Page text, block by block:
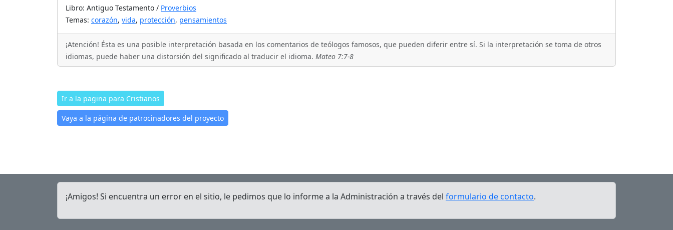
Libro: Antiguo Testamento / Proverbios
Temas: corazón, vida, protección, pensamientos
¡Atención! Ésta es una posible interpretación basada en los comentarios de teólogos famosos, que pueden diferir entre sí. Si la interpretación se toma de otros
idiomas, puede haber una distorsión del significado al traducir el idioma. Mateo 7:7-8
Ir a la pagina para Cristianos
Vaya a la página de patrocinadores del proyecto
¡Amigos! Si encuentra un error en el sitio, le pedimos que lo informe a la Administración a través del formulario de contacto.